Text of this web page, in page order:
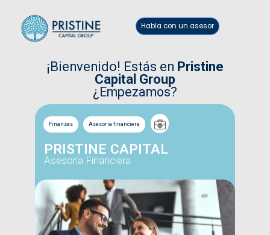
Habla con un asesor
¡Bienvenido! Estás en Pristine
Capital Group
¿Empezamos?
Finanzas Asesoría financiera
PRISTINE CAPITAL
Asesoría Financiera